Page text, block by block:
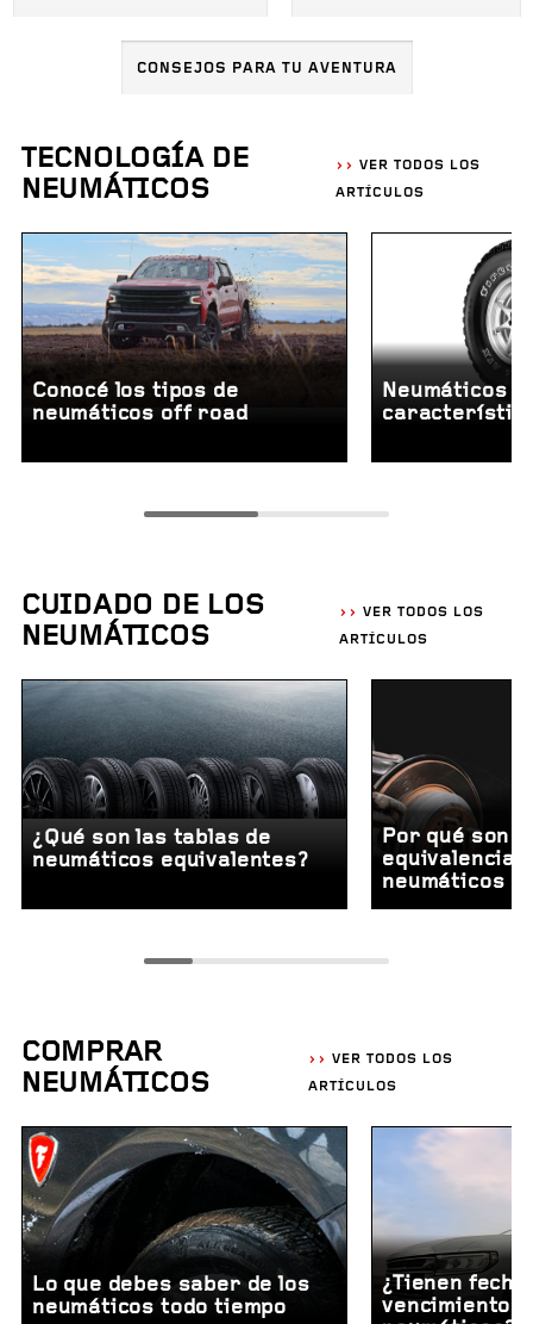
CONSEJOS PARA TU AVENTURA
TECNOLOGÍA DE
NEUMÁTICOS
VER TODOS LOS
ARTÍCULOS
Conocé los tipos de
neumáticos off road
Neumáticos
CUIDADO DE LOS
NEUMÁTICOS
VER TODOS LOS
ARTÍCULOS
¿Qué son las tablas de
neumáticos equivalentes?
Por qué son
equivalencias
neumáticos
COMPRAR
NEUMÁTICOS
VER TODOS LOS
ARTÍCULOS
Lo que debes saber de los
neumáticos todo tiempo
¿Tienen fecha
vencimiento